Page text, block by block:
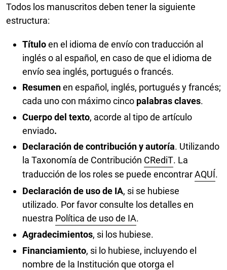
Todos los manuscritos deben tener la siguiente
estructura:
Títuloen el idioma de envío con traducción al
inglés o al español, en caso de que el idioma de
envío sea inglés, portugués o francés.
Resumenen español, inglés, portugués y francés;
cada uno con máximo cinco palabras claves.
Cuerpo del texto, acorde al tipo de artículo
enviado.
Declaración de contribución y autoría. Utilizando
la Taxonomía de Contribución CRediT. La
traducción de los roles se puede encontrarAQUÍ.
Declaración de uso de IA, si se hubiese
utilizado. Por favor consulte los detalles en
nuestra Política de uso de IA.
Agradecimientos, si los hubiese.
Financiamiento, si lo hubiese, incluyendo el
nombre de la Institución que otorga el